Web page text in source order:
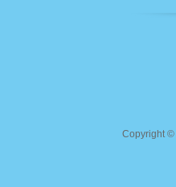
Copyright ©